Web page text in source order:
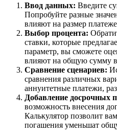
Ввод данных: Введите
Попробуйте разные
влияют на размер
Выбор процента:
ставки, которые
параметр, вы сможете
влияют на общую сумму
Сравнение сценариев:
сравнения различных
аннуитетные платежи,
Добавление досрочных
возможность внесения
Калькулятор позволит
погашения уменьшат